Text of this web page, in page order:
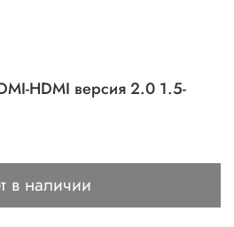
HDMI версия 2.0 1.5-
в наличии